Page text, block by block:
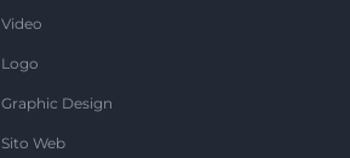
Video
Logo
Graphic Design
Sito Web